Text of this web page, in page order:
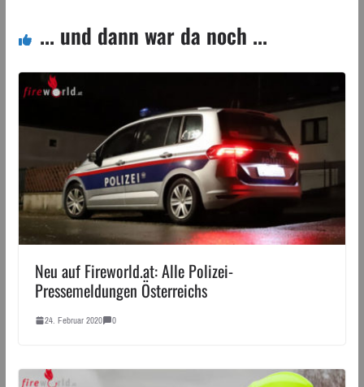
... und dann war da noch ...
Neu auf Fireworld.at: Alle Polizei-
Pressemeldungen Österreichs
24. Februar 2020 0